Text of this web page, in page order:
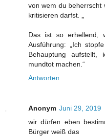
von wem du beherrscht
kritisieren darfst. „
Das ist so erhellend,
Ausführung: „Ich
Behauptung aufstellt,
mundtot machen.“
Antworten
Anonym Juni 29, 2019
wir dürfen eben
Bürger weiß das